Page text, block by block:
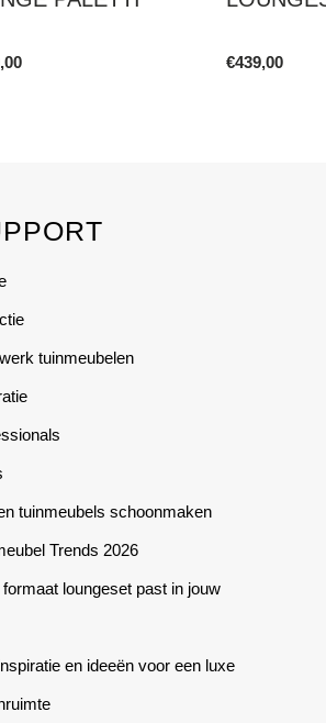
Price
€439,00
tuinmeubelen
tuinmeubels schoonmaken
Trends 2026
loungeset past in jouw
en ideeën voor een luxe